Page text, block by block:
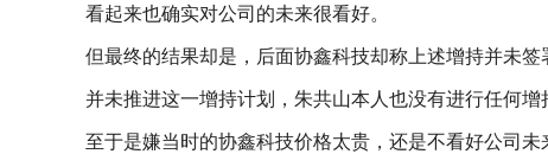
看起来也确实对公司的未来很看好。
但最终的结果却是，后面协鑫科技却称上述增持并未
并未推进这一增持计划，朱共山本人也没有进行任何增
至于是嫌当时的协鑫科技价格太贵，还是不看好公司未